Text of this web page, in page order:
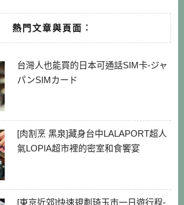
熱門文章與頁面︰
台灣人也能買的日本可通話SIM卡-ジャ
パンSIMカード
[肉割烹 黑泉]藏身台中LALAPORT超人
氣LOPIA超市裡的密室和食饗宴
[東京近郊]快速規劃琦玉市一日遊行程-